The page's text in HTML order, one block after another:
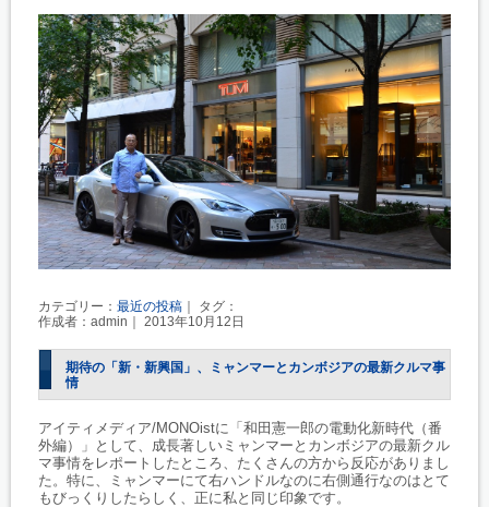
カテゴリー： 最近の投稿 ｜ タグ：
作成者：admin｜ 2013年10月12日
期待の「新・新興国」、ミャンマーとカンボジアの最新クルマ事
情
アイティメディア/MONOistに「和田憲一郎の電動化新時代（番
外編）」として、成長著しいミャンマーとカンボジアの最新クル
マ事情をレポートしたところ、たくさんの方から反応がありまし
た。特に、ミャンマーにて右ハンドルなのに右側通行なのはとて
もびっくりしたらしく、正に私と同じ印象です。